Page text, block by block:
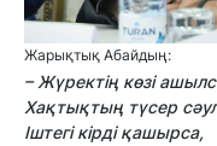
Жарықтық Абайдың:
– Жүректің көзі
Хақтықтың түсер
Іштегі кірді қашырса,